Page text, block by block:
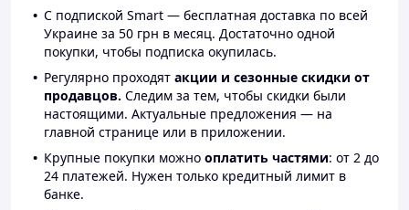
С подпиской Smart — бесплатная доставка по всей
Украине за 50 грн в месяц. Достаточно одной
покупки, чтобы подписка окупилась.
Регулярно проходят акции и сезонные скидки от
продавцов. Следим за тем, чтобы скидки были
настоящими. Актуальные предложения — на
главной странице или в приложении.
Крупные покупки можно оплатить частями: от 2 до
24 платежей. Нужен только кредитный лимит в
банке.